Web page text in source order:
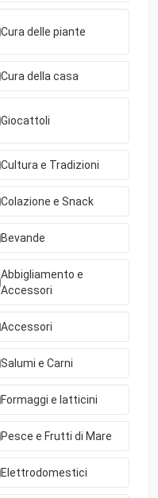
Cura delle piante
Cura della casa
Giocattoli
Cultura e Tradizioni
Colazione e Snack
Bevande
Abbigliamento e
Accessori
Accessori
Salumi e Carni
Formaggi e latticini
Pesce e Frutti di Mare
Elettrodomestici